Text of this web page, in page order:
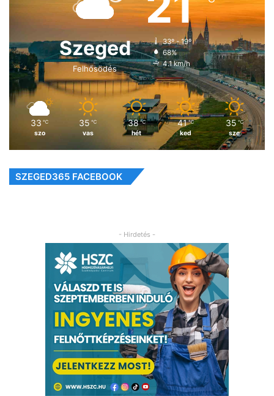
Szeged
Felhősödés
33º - 19º
68%
4.1 km/h
33 ℃
szo
35 ℃
vas
38 ℃
hét
41 ℃
ked
35 ℃
sze
SZEGED365 FACEBOOK
- Hirdetés -